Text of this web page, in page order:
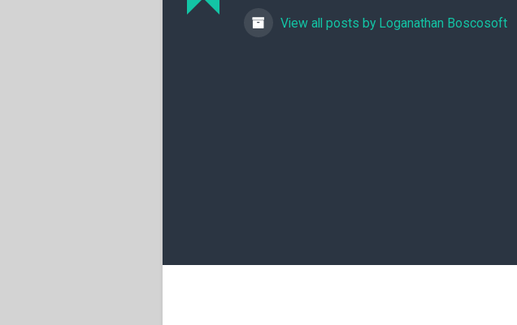
View all posts by Loganathan Boscosoft